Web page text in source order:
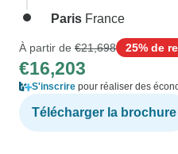
Paris France
À partir de €21,698 25% de
€16,203
S'inscrire pour réaliser des
Télécharger la brochure